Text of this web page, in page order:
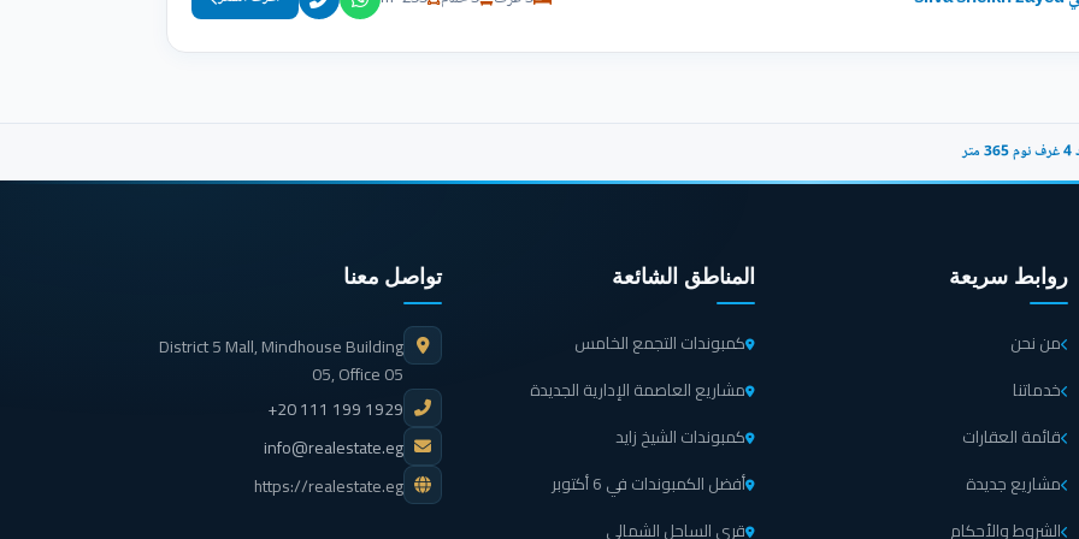
روابط سريعة
من نحن
خدماتنا
قائمة العقارات
مشاريع جديدة
الشروط والأحكام
المناطق الشائعة
كمبوندات التجمع الخامس
مشاريع العاصمة الإدارية الجديدة
كمبوندات الشيخ زايد
أفضل الكمبوندات في 6 أكتوبر
قرى الساحل الشمالي
تواصل معنا
District 5 Mall, Mindhouse Building
05, Office 05
+20 111 199 1929
info@realestate.eg
https://realestate.eg